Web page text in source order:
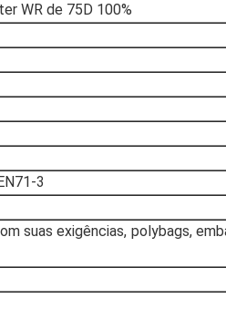
WR de 75D 100%
3
suas exigências, polybags,